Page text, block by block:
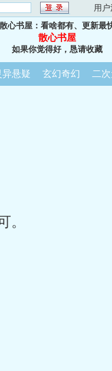
用
散心书屋：看啥都有、更新最
散心书屋
如果你觉得好，恳请收藏
异悬疑 玄幻奇幻 二
。